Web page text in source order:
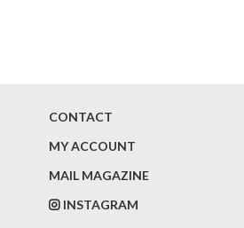
CONTACT
MY ACCOUNT
MAIL MAGAZINE
INSTAGRAM